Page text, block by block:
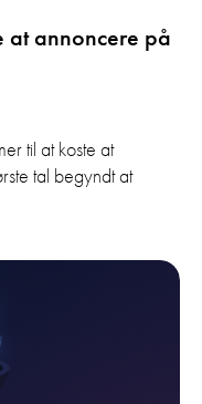
at annoncere på
til at koste at
tal begyndt at